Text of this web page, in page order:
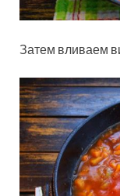
Затем вливаем